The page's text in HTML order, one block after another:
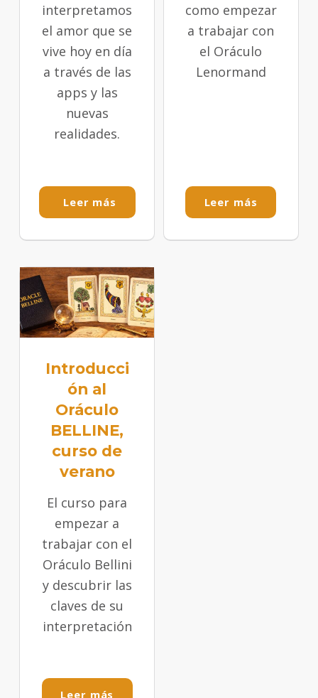
interpretamos
el amor que se
vive hoy en día
a través de las
apps y las
nuevas
realidades.
Leer más
como empezar
a trabajar con
el Oráculo
Lenormand
Leer más
Introducci
ón al
Oráculo
BELLINE,
curso de
verano
El curso para
empezar a
trabajar con el
Oráculo Bellini
y descubrir las
claves de su
interpretación
Leer más